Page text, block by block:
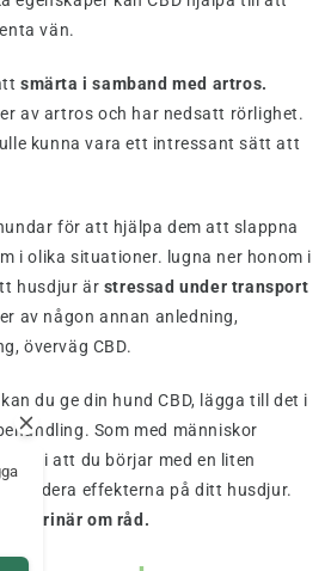
vän.
smärta i samband med artros.
av artros och har nedsatt rörlighet.
kunna vara ett intressant sätt att
för att hjälpa dem att slappna
i olika situationer. lugna ner honom i
husdjur är stressad under transport
av någon annan anledning,
överväg CBD.
du ge din hund CBD, lägga till det i
Som med människor
vi att du börjar med en liten
effekterna på ditt husdjur.
veterinär om råd.